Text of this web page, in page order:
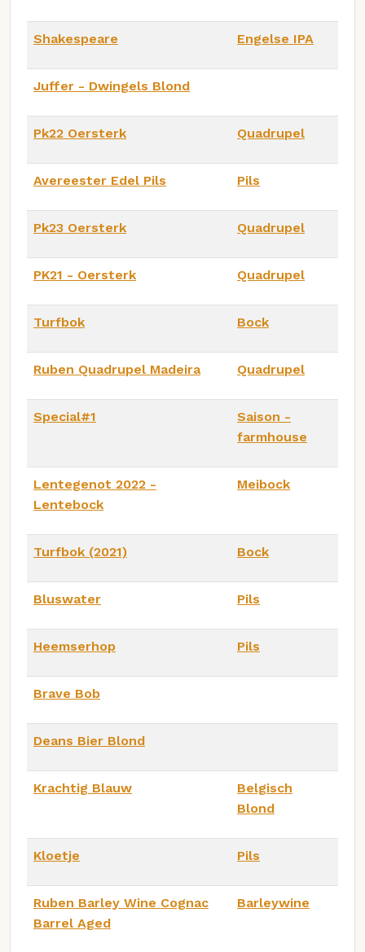
Shakespeare Engelse IPA
Juffer - Dwingels Blond
Pk22 Oersterk Quadrupel
Avereester Edel Pils Pils
Pk23 Oersterk Quadrupel
PK21 - Oersterk Quadrupel
Turfbok Bock
Ruben Quadrupel Madeira Quadrupel
Special#1
Saison -
farmhouse
Lentegenot 2022 -
Lentebock
Meibock
Turfbok (2021) Bock
Bluswater Pils
Heemserhop Pils
Brave Bob
Deans Bier Blond
Krachtig Blauw
Belgisch
Blond
Kloetje Pils
Ruben Barley Wine Cognac
Barrel Aged
Barleywine